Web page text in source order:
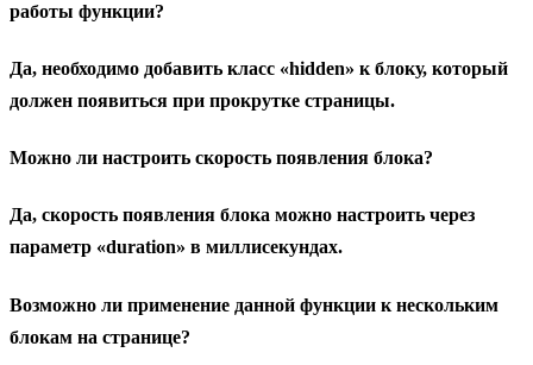
работы функции?
Да, необходимо добавить класс «hidden» к блоку, который
должен появиться при прокрутке страницы.
Можно ли настроить скорость появления блока?
Да, скорость появления блока можно настроить через
параметр «duration» в миллисекундах.
Возможно ли применение данной функции к нескольким
блокам на странице?